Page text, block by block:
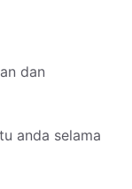
dan
anda selama